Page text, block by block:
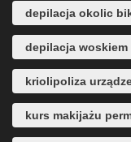
depilacja okolic
depilacja
kriolipoliza
kurs makijażu